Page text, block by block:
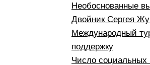
Необоснованные
Двойник Сергея
Международный
поддержку
Число социальных